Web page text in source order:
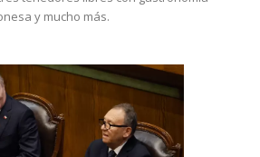
y mucho más.